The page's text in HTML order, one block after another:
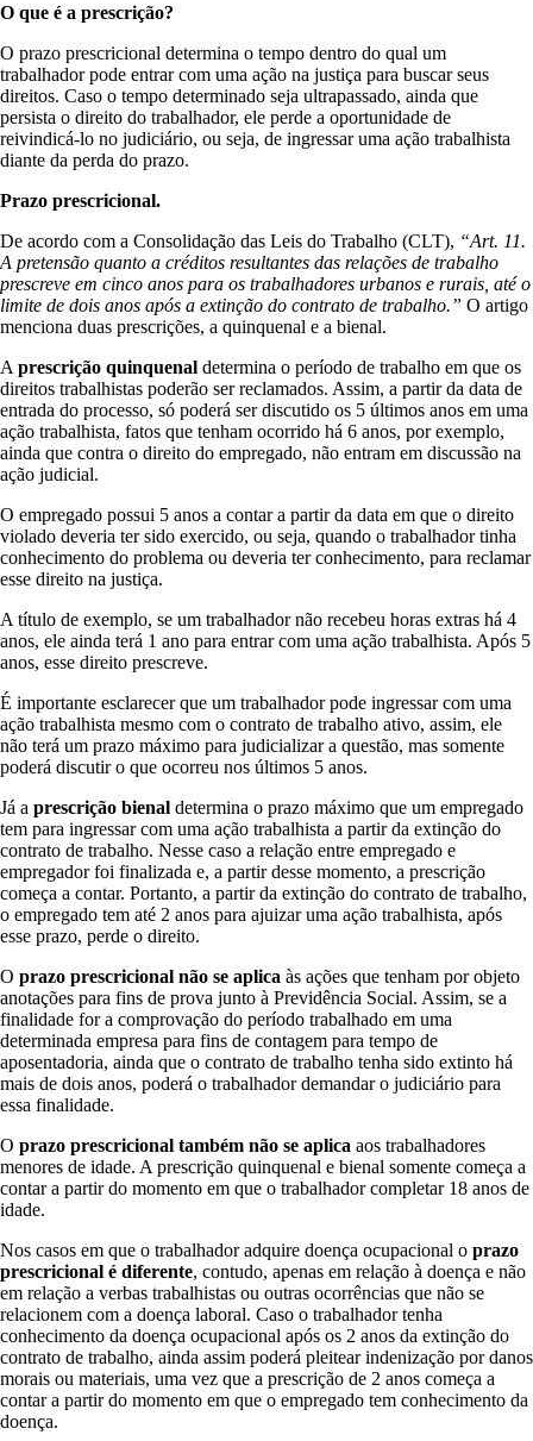
O que é a prescrição?
O prazo prescricional determina o tempo dentro do qual um
trabalhador pode entrar com uma ação na justiça para buscar seus
direitos. Caso o tempo determinado seja ultrapassado, ainda que
persista o direito do trabalhador, ele perde a oportunidade de
reivindicá-lo no judiciário, ou seja, de ingressar uma ação trabalhista
diante da perda do prazo.
Prazo prescricional.
De acordo com a Consolidação das Leis do Trabalho (CLT), “Art. 11.
A pretensão quanto a créditos resultantes das relações de trabalho
prescreve em cinco anos para os trabalhadores urbanos e rurais, até o
limite de dois anos após a extinção do contrato de trabalho.” O artigo
menciona duas prescrições, a quinquenal e a bienal.
Aprescrição quinquenal determina o período de trabalho em que os
direitos trabalhistas poderão ser reclamados. Assim, a partir da data de
entrada do processo, só poderá ser discutido os 5 últimos anos em uma
ação trabalhista, fatos que tenham ocorrido há 6 anos, por exemplo,
ainda que contra o direito do empregado, não entram em discussão na
ação judicial.
O empregado possui 5 anos a contar a partir da data em que o direito
violado deveria ter sido exercido, ou seja, quando o trabalhador tinha
conhecimento do problema ou deveria ter conhecimento, para reclamar
esse direito na justiça.
A título de exemplo, se um trabalhador não recebeu horas extras há 4
anos, ele ainda terá 1 ano para entrar com uma ação trabalhista. Após 5
anos, esse direito prescreve.
É importante esclarecer que um trabalhador pode ingressar com uma
ação trabalhista mesmo com o contrato de trabalho ativo, assim, ele
não terá um prazo máximo para judicializar a questão, mas somente
poderá discutir o que ocorreu nos últimos 5 anos.
Já a prescrição bienal determina o prazo máximo que um empregado
tem para ingressar com uma ação trabalhista a partir da extinção do
contrato de trabalho. Nesse caso a relação entre empregado e
empregador foi finalizada e, a partir desse momento, a prescrição
começa a contar. Portanto, a partir da extinção do contrato de trabalho,
o empregado tem até 2 anos para ajuizar uma ação trabalhista, após
esse prazo, perde o direito.
O prazo prescricional não se aplica às ações que tenham por objeto
anotações para fins de prova junto à Previdência Social. Assim, se a
finalidade for a comprovação do período trabalhado em uma
determinada empresa para fins de contagem para tempo de
aposentadoria, ainda que o contrato de trabalho tenha sido extinto há
mais de dois anos, poderá o trabalhador demandar o judiciário para
essa finalidade.
O prazo prescricional também não se aplica aos trabalhadores
menores de idade. A prescrição quinquenal e bienal somente começa a
contar a partir do momento em que o trabalhador completar 18 anos de
idade.
Nos casos em que o trabalhador adquire doença ocupacional o prazo
prescricional é diferente, contudo, apenas em relação à doença e não
em relação a verbas trabalhistas ou outras ocorrências que não se
relacionem com a doença laboral. Caso o trabalhador tenha
conhecimento da doença ocupacional após os 2 anos da extinção do
contrato de trabalho, ainda assim poderá pleitear indenização por danos
morais ou materiais, uma vez que a prescrição de 2 anos começa a
contar a partir do momento em que o empregado tem conhecimento da
doença.